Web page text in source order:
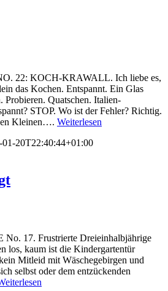
22: KOCH-KRAWALL. Ich liebe es,
das Kochen. Entspannt. Ein Glas
Probieren. Quatschen. Italien-
STOP. Wo ist der Fehler? Richtig.
Kleinen…. Weiterlesen
01-20T22:40:44+01:00
17. Frustrierte Dreieinhalbjährige
los, kaum ist die Kindergartentür
Mitleid mit Wäschegebirgen und
selbst oder dem entzückenden